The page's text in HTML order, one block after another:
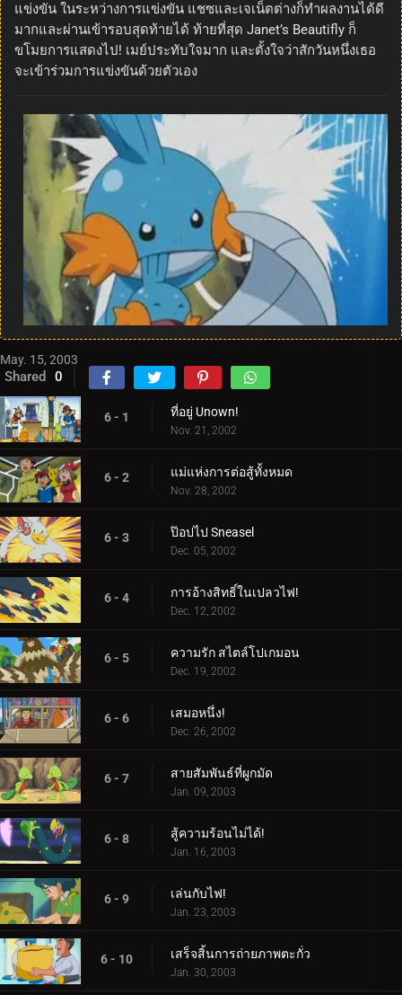
แข่งขัน ในระหว่างการแข่งขัน แชซและเจเน็ตต่างก็ทำผลงานได้ดี
มากและผ่านเข้ารอบสุดท้ายได้ ท้ายที่สุด Janet’s Beautifly ก็
ขโมยการแสดงไป! เมย์ประทับใจมาก และตั้งใจว่าสักวันหนึ่งเธอ
จะเข้าร่วมการแข่งขันด้วยตัวเอง
May. 15, 2003
Shared 0
6 - 1 ที่อยู่ Unown!
Nov. 21, 2002
6 - 2 แม่แห่งการต่อสู้ทั้งหมด
Nov. 28, 2002
6 - 3 ป๊อปไป Sneasel
Dec. 05, 2002
6 - 4 การอ้างสิทธิ์ในเปลวไฟ!
Dec. 12, 2002
6 - 5 ความรัก สไตล์โปเกมอน
Dec. 19, 2002
6 - 6 เสมอหนึ่ง!
Dec. 26, 2002
6 - 7 สายสัมพันธ์ที่ผูกมัด
Jan. 09, 2003
6 - 8 สู้ความร้อนไม่ได้!
Jan. 16, 2003
6 - 9 เล่นกับไฟ!
Jan. 23, 2003
6 - 10 เสร็จสิ้นการถ่ายภาพตะกั่ว
Jan. 30, 2003